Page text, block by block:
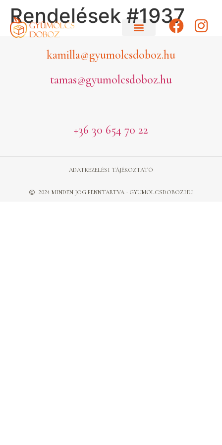
Rendelések #1937
kamilla@gyumolcsdoboz.hu
tamas@gyumolcsdoboz.hu
+36 30 654 70 22
2024 MINDEN JOG FENNTARTVA - GYUMOLCSDOBOZ.HU
ADATKEZELÉSI TÁJÉKOZTATÓ